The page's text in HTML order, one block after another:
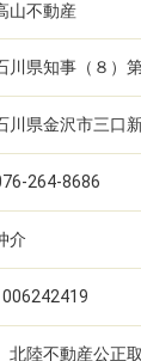
山不動産
川県知事（８）
川県金沢市三口
264-8686
介
北陸不動産公正取